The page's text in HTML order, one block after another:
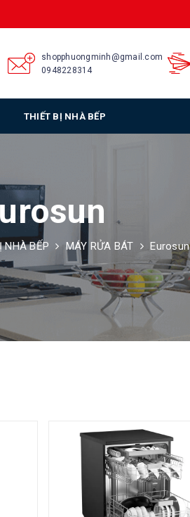
shopphuongminh@gmail.com
0948228314
THIẾT BỊ NHÀ BẾP
NHÀ BẾP MÁY RỬA BÁT Eurosun